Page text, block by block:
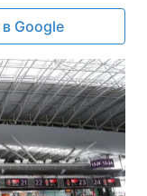
в Google